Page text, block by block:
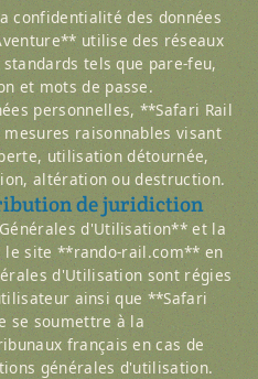
confidentialité des données
utilise des réseaux
tels que pare-feu,
et mots de passe.
personnelles, **Safari Rail
raisonnables visant
utilisation détournée,
altération ou destruction.
de juridiction
d'Utilisation** et la
site **rando-rail.com** en
d'Utilisation sont régies
ainsi que **Safari
se soumettre à la
français en cas de
générales d'utilisation.